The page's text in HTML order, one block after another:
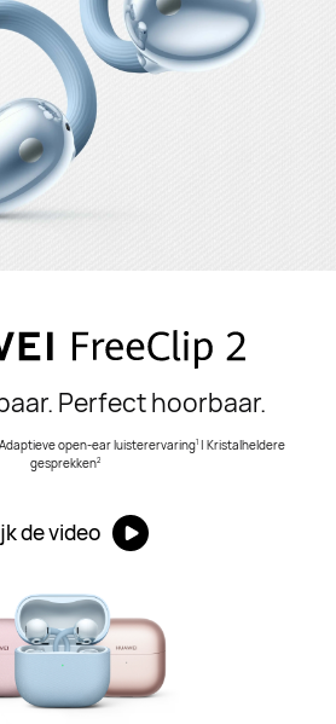
Perfect hoorbaar.
open-ear luisterervaring1| Kristalheldere
gesprekken2
de video